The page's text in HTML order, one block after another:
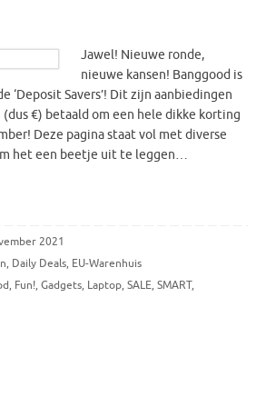
Jawel! Nieuwe ronde,
nieuwe kansen! Banggood is
‘Deposit Savers’! Dit zijn aanbiedingen
(dus €) betaald om een hele dikke korting
Deze pagina staat vol met diverse
het een beetje uit te leggen…
2021
, Daily Deals, EU-Warenhuis
, Fun!, Gadgets, Laptop, SALE, SMART,